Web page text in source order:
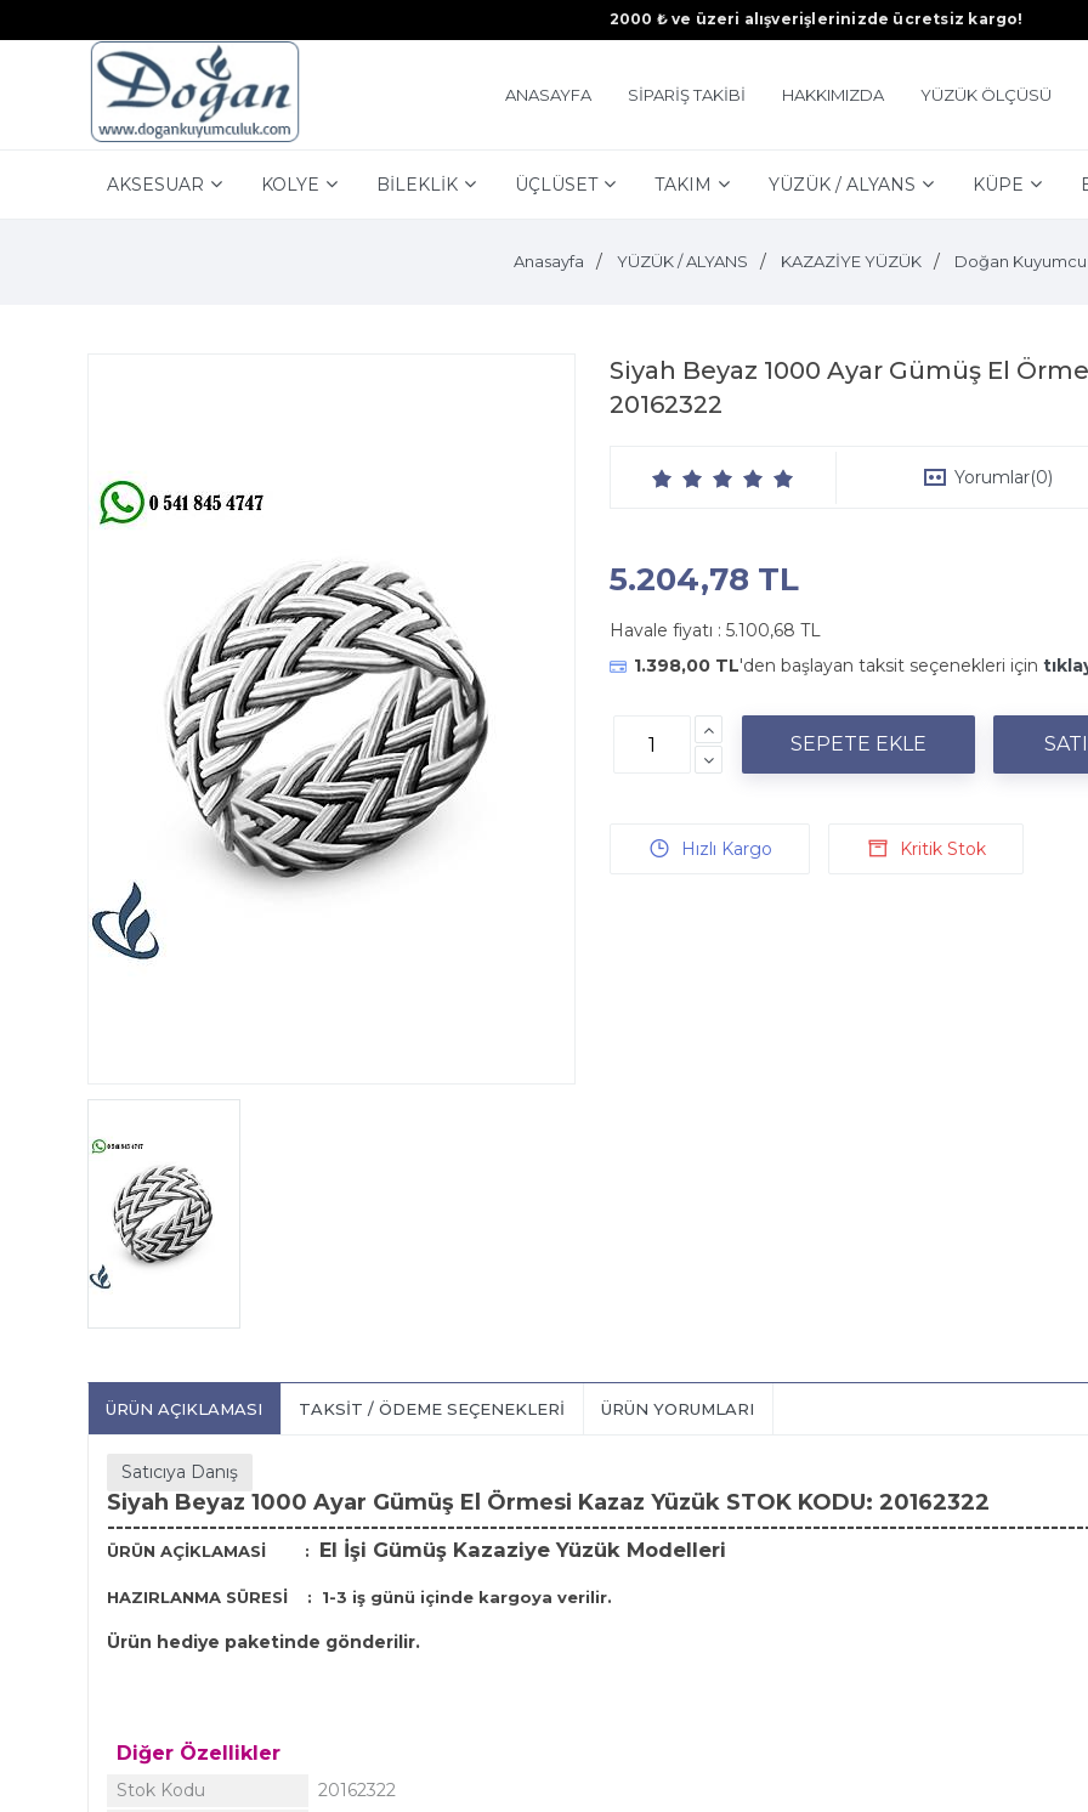
2000 ₺ ve üzeri alışverişlerinizde ücretsiz kargo!
ANASAYFA SİPARİŞ TAKİBİ HAKKIMIZDA YÜZÜK ÖLÇÜSÜ
AKSESUAR KOLYE BİLEKLİK ÜÇLÜSET TAKIM YÜZÜK / ALYANS KÜPE
Anasayfa YÜZÜK / ALYANS KAZAZİYE YÜZÜK Doğan
Siyah Beyaz 1000 Ayar Gümüş El
20162322
Yorumlar(0)
5.204,78 TL
Havale fiyatı : 5.100,68 TL
1.398,00 TL'den başlayan taksit seçenekleri için
ÜRÜN AÇIKLAMASI TAKSIT / ÖDEME SEÇENEKLERI ÜRÜN YORUMLARI
Satıcıya Danış
Siyah Beyaz 1000 Ayar Gümüş El Örmesi Kazaz Yüzük STOK KODU: 20162322
ÜRÜN AÇİKLAMASİ : El İşi Gümüş Kazaziye Yüzük Modelleri
HAZIRLANMA SÜRESİ : 1-3 iş günü içinde kargoya verilir.
Ürün hediye paketinde gönderilir.
Diğer Özellikler
Stok Kodu
20162322